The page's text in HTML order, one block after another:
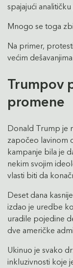
spajajući
Mnogo se toga
Na primer,
većim
Trumpov
promene
Donald Trump je
započeo lavinom
kampanje bila je
nekim svojim
vlasti biti da
Deset dana
izdao je uredbe
uradile pojedine
dve američke
Ukinuo je svako
inkluzivnosti koje